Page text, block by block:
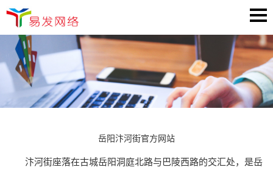
岳阳汴河街官方网站
汴河街座落在古城岳阳洞庭北路与巴陵西路的交汇处，是岳